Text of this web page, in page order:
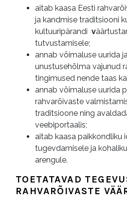
aitab kaasa Eesti
ja kandmise traditsiooni
kultuuripärandi v
tutvustamisele;
annab võimaluse uurida
unustusehõlma vajunud
tingimused nende taas
annab võimaluse uurida
rahvarõivaste
traditsioone ning
veebiportaalis;
aitab kaasa paikkondliku
tugevdamisele ja
arengule.
TOETATAVAD
RAHVARÕIVASTE